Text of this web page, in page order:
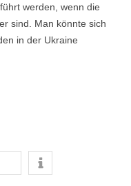
werden, wenn die
sind. Man könnte sich
in der Ukraine